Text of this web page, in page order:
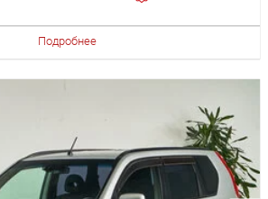
Подробнее